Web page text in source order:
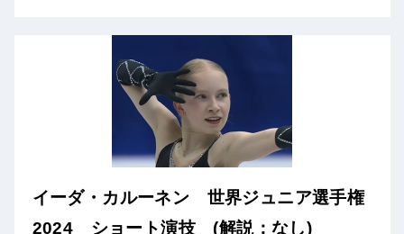
イーダ・カルーネン 世界ジュニア選手権
2024 ショート演技 (解説：なし)